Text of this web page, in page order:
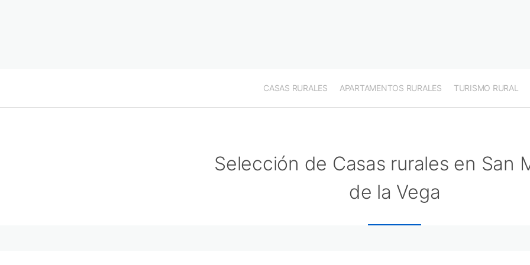
CASAS RURALES APARTAMENTOS RURALES TURISMO RURAL
Selección de Casas rurales en San
de la Vega